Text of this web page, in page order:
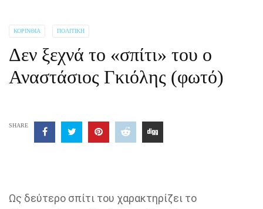
ΚΟΡΙΝΘΊΑ ΠΟΛΙΤΙΚΉ
Δεν ξεχνά το «σπίτι» του ο
Αναστάσιος Γκιόλης (φωτό)
SHARE
Ως δεύτερο σπίτι του χαρακτηρίζει το